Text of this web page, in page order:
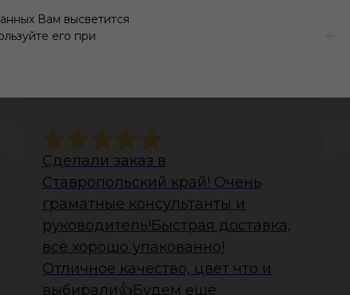
Вам высветится
его при
наших
Сделали заказ в
Ставропольский край! Очень
граматные консультанты и
руководитель!Быстрая доставка,
всё хорошо упакованно!
Отличное качество, цвет что и
выбирали👍Будем ещё